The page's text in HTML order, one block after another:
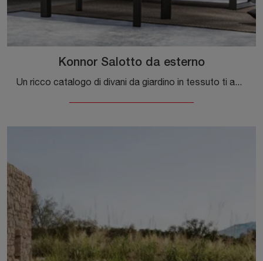
Konnor Salotto da esterno
Un ricco catalogo di divani da giardino in tessuto ti aspetta nel nostro punto vendita: clicca e scopri il modello Konnor Salotto da esterno di ...